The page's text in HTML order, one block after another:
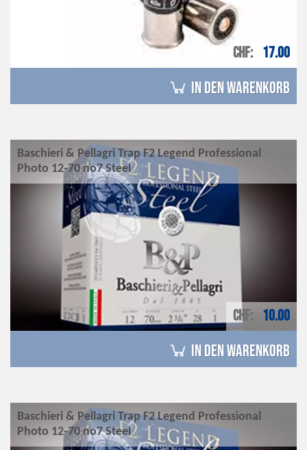
CHF 17.00
in den Warenkorb
Baschieri & Pellagri Trap F2 Legend Professional
Photo 12-70 no7 Steel
CHF 10.00
in den Warenkorb
Baschieri & Pellagri Trap F2 Legend Professional
Photo 12-70 no7 Steel